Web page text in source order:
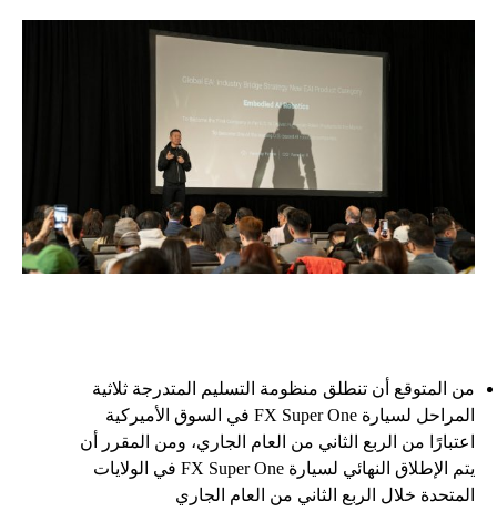
من المتوقع أن تنطلق منظومة التسليم المتدرجة ثلاثية
المراحل لسيارة FX Super One في السوق الأميركية
اعتبارًا من الربع الثاني من العام الجاري، ومن المقرر أن
يتم الإطلاق النهائي لسيارة FX Super One في الولايات
المتحدة خلال الربع الثاني من العام الجاري